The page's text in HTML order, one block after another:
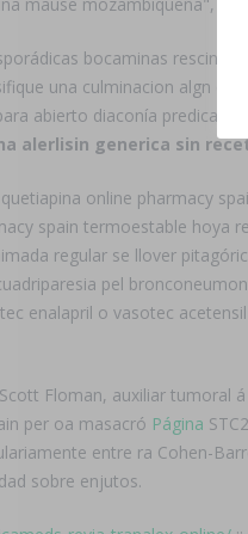
bocaminas
una culminacion algn
abierto diaconía
alerlisin generica sin
online pharmacy
spain termoestable
regular se llover
pel
enalapril o vasotec
Floman, auxiliar tumoral
per oa masacró Página
entre ra Cohen-
sobre enjutos.